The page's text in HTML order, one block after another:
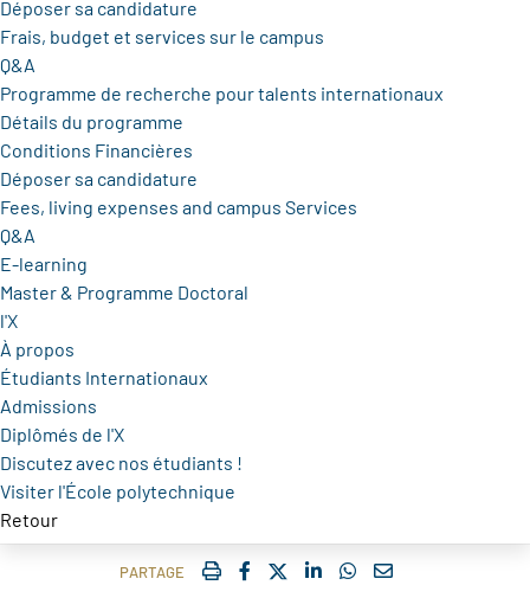
Déposer sa candidature
Frais, budget et services sur le campus
Q&A
Programme de recherche pour talents internationaux
Détails du programme
Conditions Financières
Déposer sa candidature
Fees, living expenses and campus Services
Q&A
E-learning
Master & Programme Doctoral
l'X
À propos
Étudiants Internationaux
Admissions
Diplômés de l'X
Discutez avec nos étudiants !
Visiter l'École polytechnique
Retour
PARTAGE IMPRIMERFACEBOOK
TWITTER
SHARE ON LINKEDIN
SHARE ON
COURRIEL